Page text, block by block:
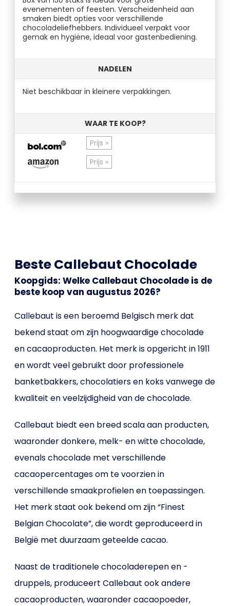
evenementen of feesten. Verscheidenheid aan
smaken biedt opties voor verschillende
chocoladeliefhebbers. Individueel verpakt voor
gemak en hygiëne, ideaal voor gastenbediening.
NADELEN
Niet beschikbaar in kleinere verpakkingen.
WAAR TE KOOP?
Prijs »
Prijs »
Beste Callebaut Chocolade
Koopgids: Welke Callebaut Chocolade is de
beste koop van augustus 2026?
Callebaut is een beroemd Belgisch merk dat
bekend staat om zijn hoogwaardige chocolade
en cacaoproducten. Het merk is opgericht in 1911
en wordt veel gebruikt door professionele
banketbakkers, chocolatiers en koks vanwege de
kwaliteit en veelzijdigheid van de chocolade.
Callebaut biedt een breed scala aan producten,
waaronder donkere, melk- en witte chocolade,
evenals chocolade met verschillende
cacaopercentages om te voorzien in
verschillende smaakprofielen en toepassingen.
Het merk staat ook bekend om zijn “Finest
Belgian Chocolate”, die wordt geproduceerd in
België met duurzaam geteelde cacao.
Naast de traditionele chocoladerepen en -
druppels, produceert Callebaut ook andere
cacaoproducten, waaronder cacaopoeder,